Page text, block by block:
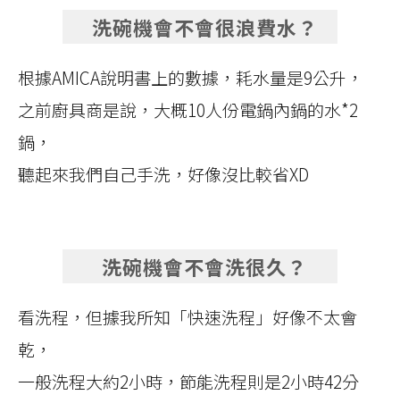
洗碗機會不會很浪費水？
根據AMICA說明書上的數據，耗水量是9公升，
之前廚具商是說，大概10人份電鍋內鍋的水*2
鍋，
聽起來我們自己手洗，好像沒比較省XD
洗碗機會不會洗很久？
看洗程，但據我所知「快速洗程」好像不太會
乾，
一般洗程大約2小時，節能洗程則是2小時42分